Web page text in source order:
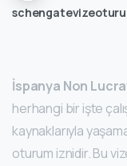
İspanya Non
herhangi bir işte
kaynaklarıyla
oturum iznidir. Bu